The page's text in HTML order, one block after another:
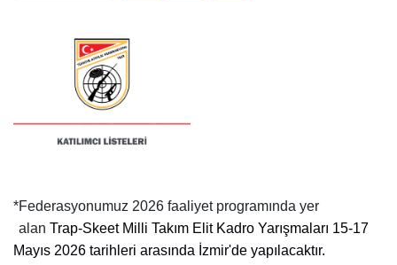
*Federasyonumuz 2026 faaliyet programında yer
alan Trap-Skeet Milli Takım Elit Kadro Yarışmaları 15-17
Mayıs 2026 tarihleri arasında İzmir'de yapılacaktır.